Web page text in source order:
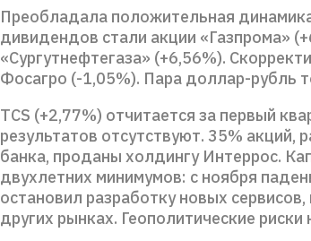
Преобладала положительная
дивидендов стали акции «Газпрома»
«Сургутнефтегаза» (+6,56%).
Фосагро (-1,05%). Пара доллар-рубль
TCS (+2,77%) отчитается за первый
результатов отсутствуют. 35% акций,
банка, проданы холдингу Интеррос.
двухлетних минимумов: с ноября
остановил разработку новых
других рынках. Геополитические